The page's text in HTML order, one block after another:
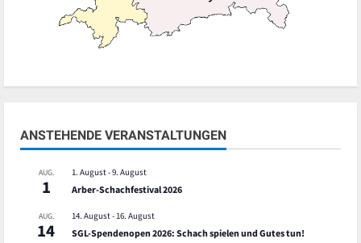
ANSTEHENDE VERANSTALTUNGEN
AUG.
1
1. August-9. August
Arber-Schachfestival 2026
AUG.
14
14. August- 16. August
SGL-Spendenopen 2026: Schach spielen und Gutes tun!